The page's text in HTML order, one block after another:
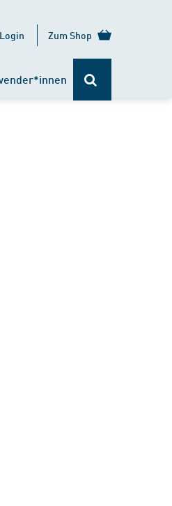
Login Zum Shop